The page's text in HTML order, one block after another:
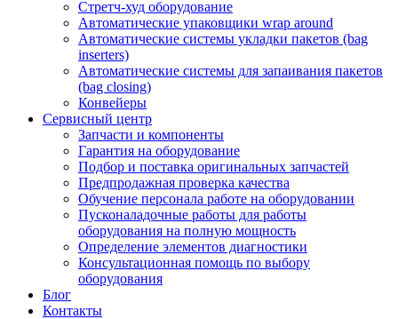
Стретч-худ оборудование
Автоматические упаковщики wrap around
Автоматические системы укладки пакетов (bag
inserters)
Автоматические системы для запаивания пакетов
(bag closing)
Конвейеры
Сервисный центр
Запчасти и компоненты
Гарантия на оборудование
Подбор и поставка оригинальных запчастей
Предпродажная проверка качества
Обучение персонала работе на оборудовании
Пусконаладочные работы для работы
оборудования на полную мощность
Определение элементов диагностики
Консультационная помощь по выбору
оборудования
Блог
Контакты